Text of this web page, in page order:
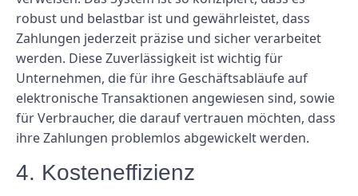
robust und belastbar ist und gewährleistet, dass
Zahlungen jederzeit präzise und sicher verarbeitet
werden. Diese Zuverlässigkeit ist wichtig für
Unternehmen, die für ihre Geschäftsabläufe auf
elektronische Transaktionen angewiesen sind, sowie
für Verbraucher, die darauf vertrauen möchten, dass
ihre Zahlungen problemlos abgewickelt werden.
4. Kosteneffizienz